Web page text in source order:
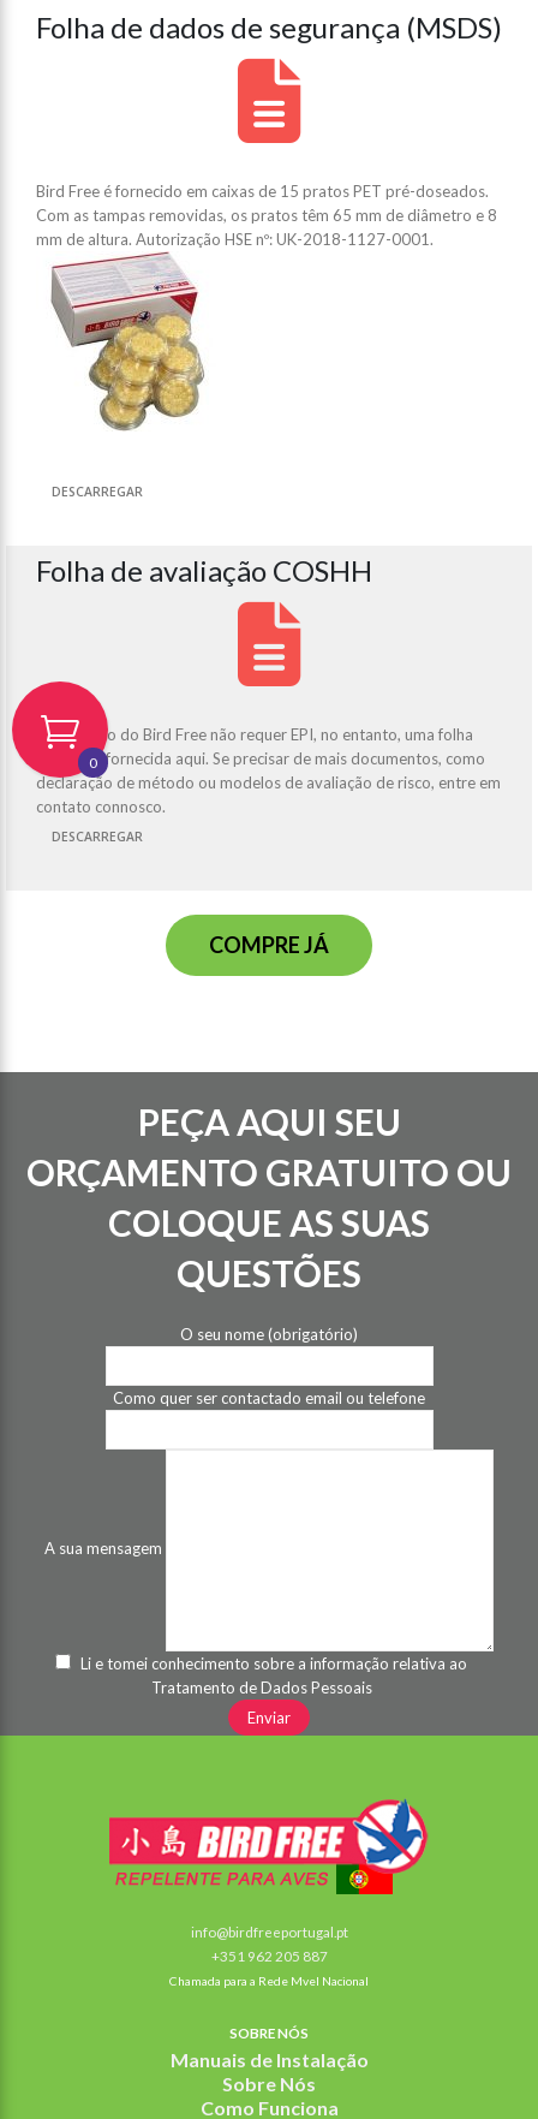
Folha de dados de segurança (MSDS)
Bird Free é fornecido em caixas de 15 pratos PET pré-doseados.
Com as tampas removidas, os pratos têm 65 mm de diâmetro e 8
mm de altura. Autorização HSE nº: UK-2018-1127-0001.
DESCARREGAR
Folha de avaliação COSHH
A aplicação do Bird Free não requer EPI, no entanto, uma folha
COSHH é fornecida aqui. Se precisar de mais documentos, como
declaração de método ou modelos de avaliação de risco, entre em
contato connosco.
DESCARREGAR
COMPRE JÁ
PEÇA AQUI SEU
ORÇAMENTO GRATUITO OU
COLOQUE AS SUAS
QUESTÕES
O seu nome (obrigatório)
Como quer ser contactado email ou telefone
A sua mensagem
Li e tomei conhecimento sobre a informação relativa ao
Tratamento de Dados Pessoais
info@birdfreeportugal.pt
+351 962 205 887
Chamada para a Rede Mvel Nacional
SOBRE NÓS
Manuais de Instalação
Sobre Nós
Como Funciona
0